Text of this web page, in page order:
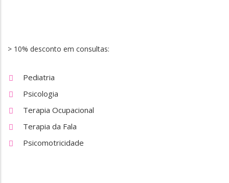
> 10% desconto em consultas:
Pediatria
Psicologia
Terapia Ocupacional
Terapia da Fala
Psicomotricidade